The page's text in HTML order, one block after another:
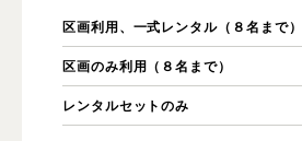
区画利用、一式レンタル（８名まで）
区画のみ利用（８名まで）
レンタルセットのみ